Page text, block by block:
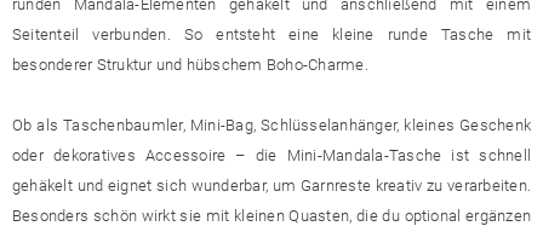
runden Mandala-Elementen gehäkelt und anschließend mit einem
Seitenteil verbunden. So entsteht eine kleine runde Tasche mit
besonderer Struktur und hübschem Boho-Charme.
Ob als Taschenbaumler, Mini-Bag, Schlüsselanhänger, kleines Geschenk
oder dekoratives Accessoire – die Mini-Mandala-Tasche ist schnell
gehäkelt und eignet sich wunderbar, um Garnreste kreativ zu verarbeiten.
Besonders schön wirkt sie mit kleinen Quasten, die du optional ergänzen